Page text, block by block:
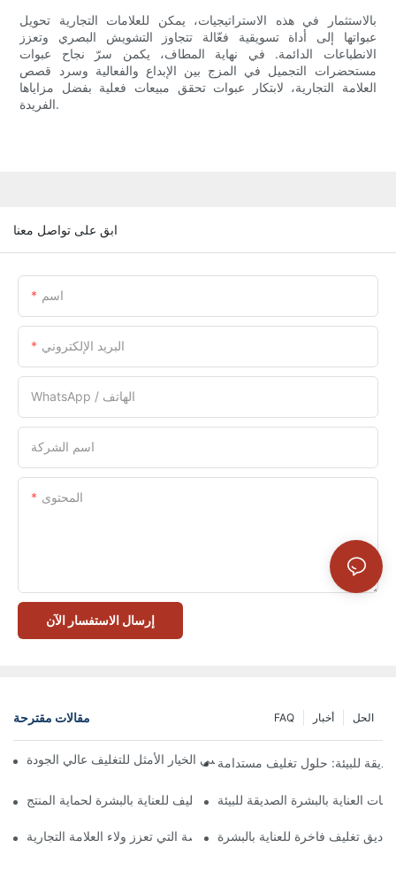
بالاستثمار في هذه الاستراتيجيات، يمكن للعلامات التجارية تحويل
عبواتها إلى أداة تسويقية فعّالة تتجاوز التشويش البصري وتعزز
الانطباعات الدائمة. في نهاية المطاف، يكمن سرّ نجاح عبوات
مستحضرات التجميل في المزج بين الإبداع والفعالية وسرد قصص
العلامة التجارية، لابتكار عبوات تحقق مبيعات فعلية بفضل مزاياها
الفريدة.
ابق على تواصل معنا
اسم
البريد الإلكتروني
WhatsApp / الهاتف
اسم الشركة
المحتوى
إرسال الاستفسار الآن
مقالات مقترحة الحل أخبار FAQ
تُعدّ الصناديق ذات الإغلاق المغناطيسي الخيار الأمثل للتغليف عالي الجودة
للبيئة: حلول تغليف مستدامة
كيفية اختيار أفضل صندوق تغليف للعناية بالبشرة لحماية المنتج
العناية بالبشرة الصديقة للبيئة
صناديق تغليف العناية بالبشرة المخصصة التي تعزز ولاء العلامة التجارية
تغليف فاخرة للعناية بالبشرة